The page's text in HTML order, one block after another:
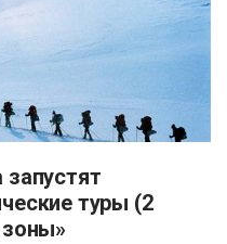
туры (2